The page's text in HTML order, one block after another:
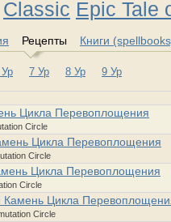
Classic Epic Tale
Рецепты Книги
7 Ур 8 Ур 9 Ур
Цикла Перевоплощения
Circle
Цикла Перевоплощения
Circle
Цикла Перевоплощения
Circle
Цикла
Circle